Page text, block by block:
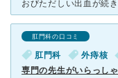
肛門科の口コミ
肛門科 外痔核
専門の先生がいらっし